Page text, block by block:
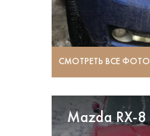
СМОТРЕТЬ ВСЕ ФОТО
Mazda RX-8